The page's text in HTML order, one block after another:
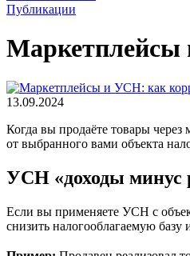
Публикации
Маркетплейсы
13.09.2024
Когда вы продаёте товары
от выбранного вами объекта
УСН «доходы минус
Если вы применяете УСН с
снизить налогооблагаемую